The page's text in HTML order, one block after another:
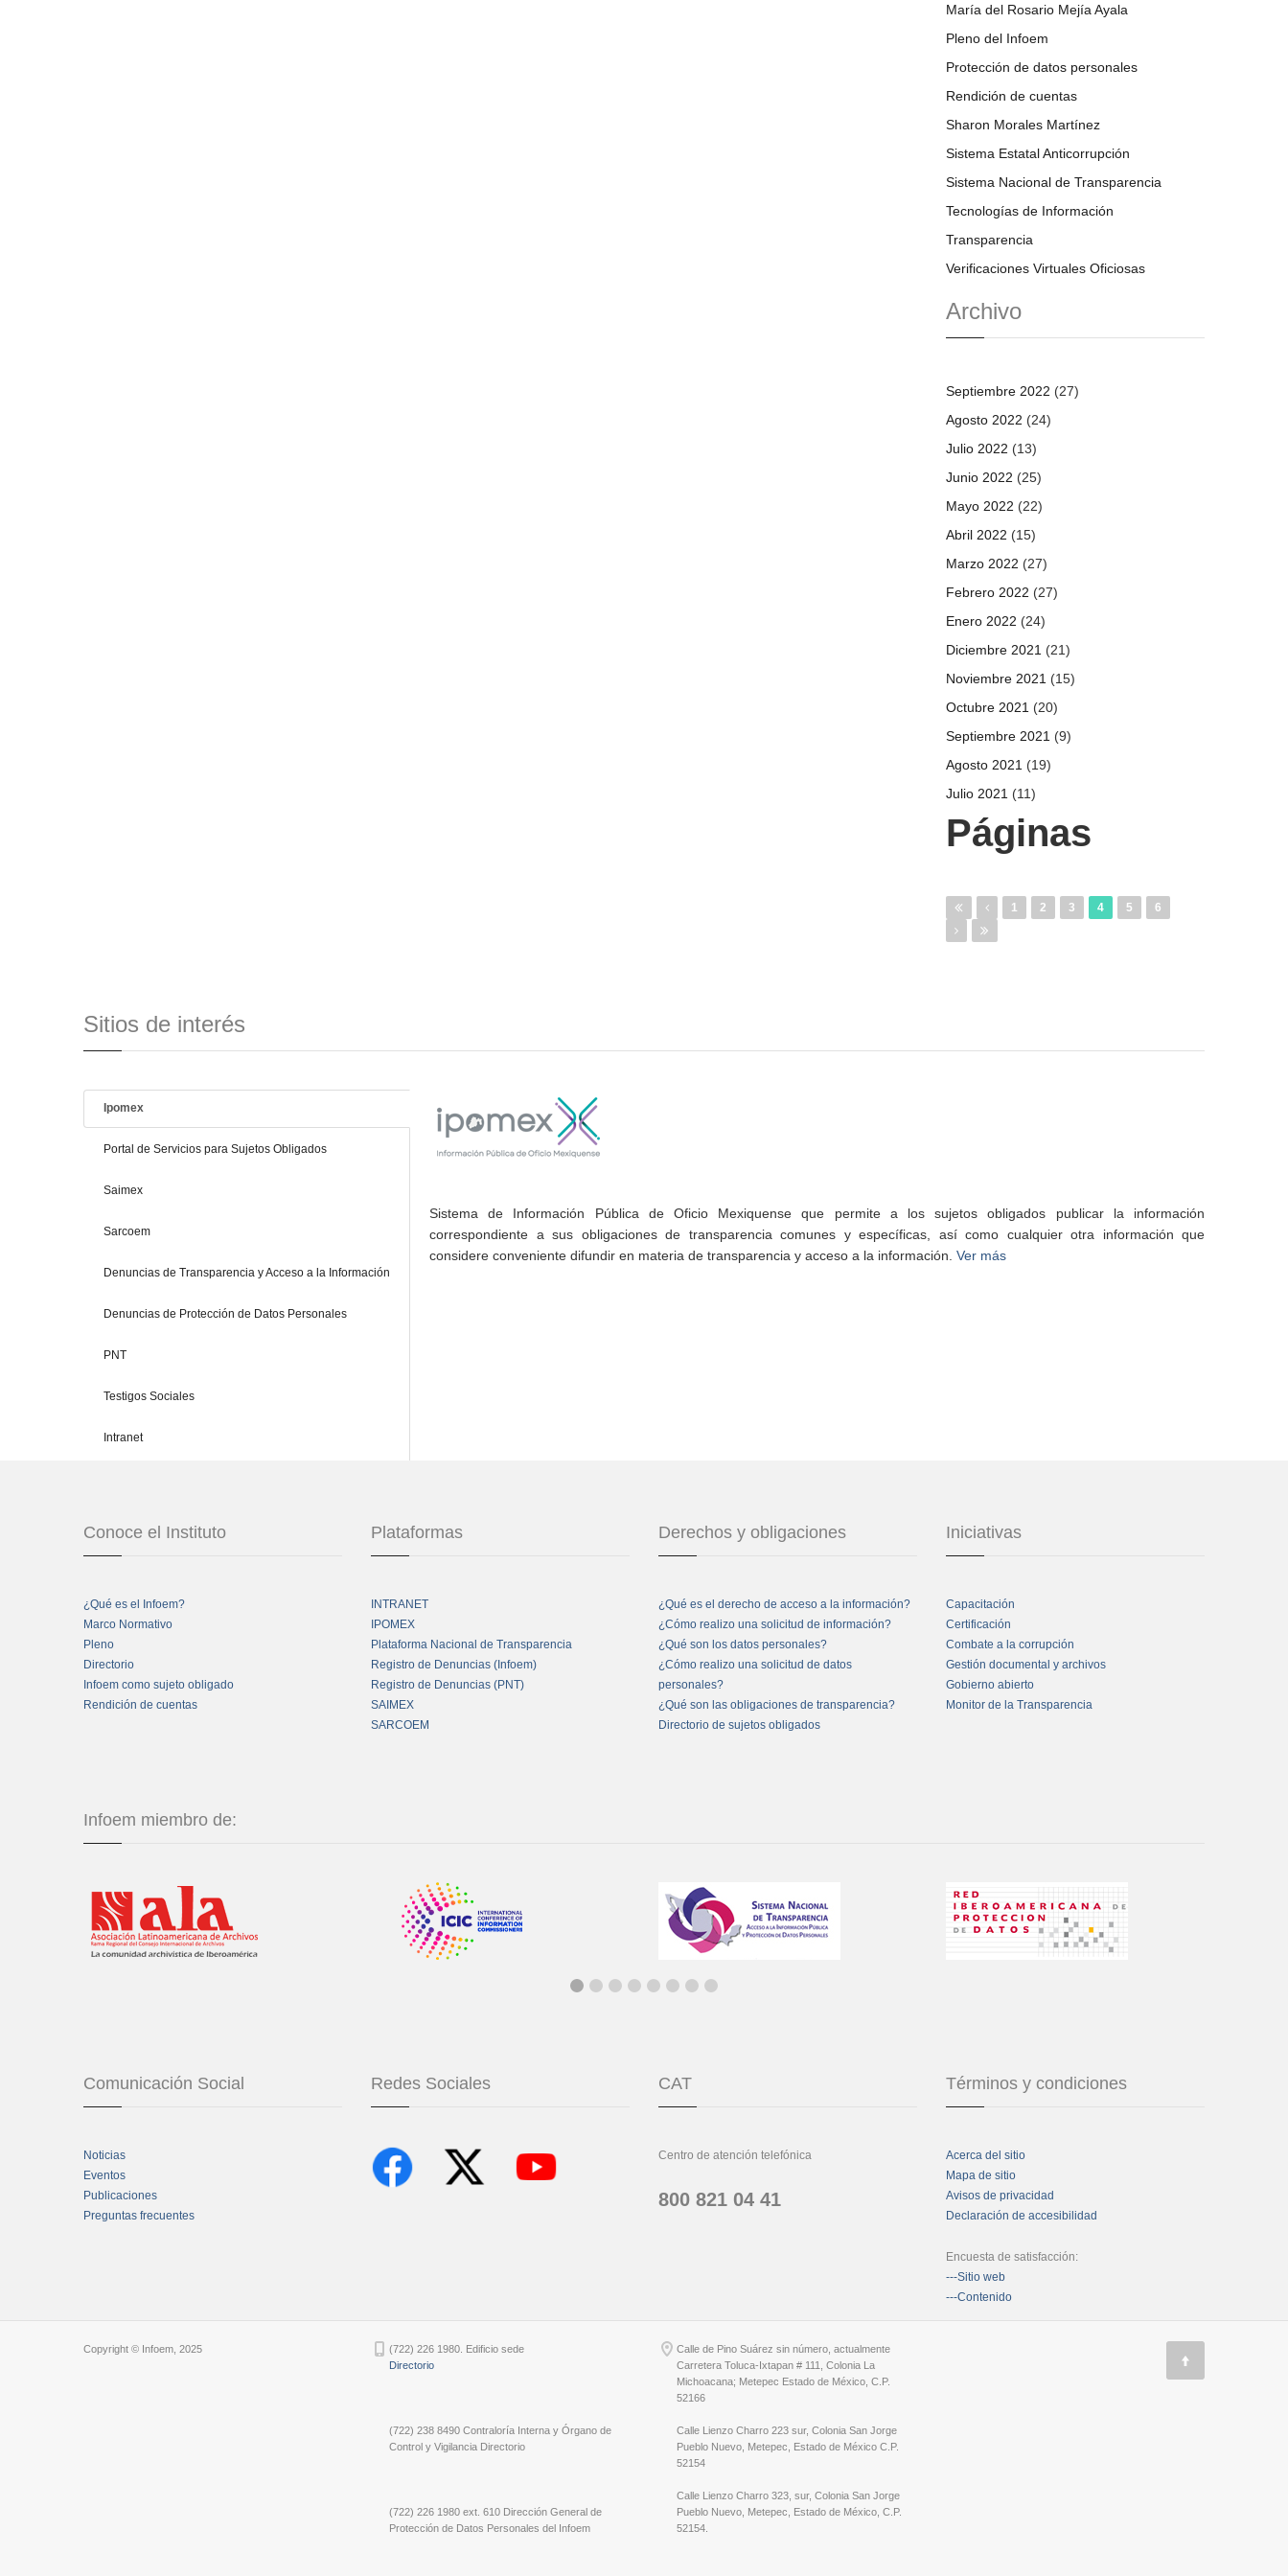
María del Rosario Mejía Ayala
Pleno del Infoem
Protección de datos personales
Rendición de cuentas
Sharon Morales Martínez
Sistema Estatal Anticorrupción
Sistema Nacional de Transparencia
Tecnologías de Información
Transparencia
Verificaciones Virtuales Oficiosas
Archivo
Septiembre 2022 (27)
Agosto 2022 (24)
Julio 2022 (13)
Junio 2022 (25)
Mayo 2022 (22)
Abril 2022 (15)
Marzo 2022 (27)
Febrero 2022 (27)
Enero 2022 (24)
Diciembre 2021 (21)
Noviembre 2021 (15)
Octubre 2021 (20)
Septiembre 2021 (9)
Agosto 2021 (19)
Julio 2021 (11)
Páginas
1 2 3 4 5 6
Sitios de interés
Ipomex
Portal de Servicios para Sujetos Obligados
Saimex
Sarcoem
Denuncias de Transparencia y Acceso a la Información
Denuncias de Protección de Datos Personales
PNT
Testigos Sociales
Intranet
Sistema de Información Pública de Oficio Mexiquense que permite a los sujetos obligados publicar la información
correspondiente a sus obligaciones de transparencia comunes y específicas, así como cualquier otra información que
considere conveniente difundir en materia de transparencia y acceso a la información. Ver más
Conoce el Instituto
¿Qué es el Infoem?
Marco Normativo
Pleno
Directorio
Infoem como sujeto obligado
Rendición de cuentas
Plataformas
INTRANET
IPOMEX
Plataforma Nacional de Transparencia
Registro de Denuncias (Infoem)
Registro de Denuncias (PNT)
SAIMEX
SARCOEM
Derechos y obligaciones
¿Qué es el derecho de acceso a la información?
¿Cómo realizo una solicitud de información?
¿Qué son los datos personales?
¿Cómo realizo una solicitud de datos
personales?
¿Qué son las obligaciones de transparencia?
Directorio de sujetos obligados
Iniciativas
Capacitación
Certificación
Combate a la corrupción
Gestión documental y archivos
Gobierno abierto
Monitor de la Transparencia
Infoem miembro de:
Comunicación Social
Noticias
Eventos
Publicaciones
Preguntas frecuentes
Redes Sociales CAT
Centro de atención telefónica
800 821 04 41
Términos y condiciones
Acerca del sitio
Mapa de sitio
Avisos de privacidad
Declaración de accesibilidad
Encuesta de satisfacción:
---Sitio web
---Contenido
Copyright © Infoem, 2025
(722) 226 1980. Edificio sede
Directorio
(722) 238 8490 Contraloría Interna y Órgano de
Control y Vigilancia Directorio
(722) 226 1980 ext. 610 Dirección General de
Protección de Datos Personales del Infoem
Calle de Pino Suárez sin número, actualmente
Carretera Toluca-Ixtapan # 111, Colonia La
Michoacana; Metepec Estado de México, C.P.
52166
Calle Lienzo Charro 223 sur, Colonia San Jorge
Pueblo Nuevo, Metepec, Estado de México C.P.
52154
Calle Lienzo Charro 323, sur, Colonia San Jorge
Pueblo Nuevo, Metepec, Estado de México, C.P.
52154.